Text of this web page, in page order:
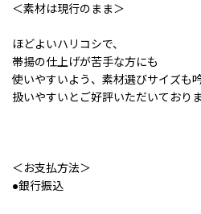
＜素材は現行のまま＞
ほどよいハリコシで、
帯揚の仕上げが苦手な方にも
使いやすいよう、素材選びサイズも
扱いやすいとご好評いただいておりま
＜お支払方法＞
●銀行振込